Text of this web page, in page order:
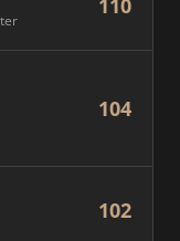
110
104
102